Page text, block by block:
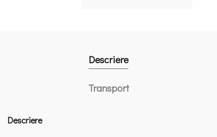
Descriere
Transport
Descriere